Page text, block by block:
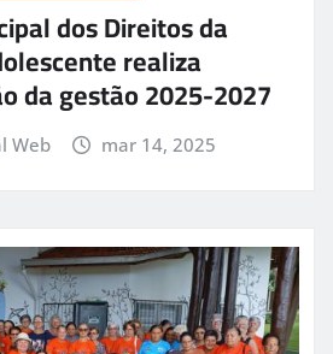
dos Direitos da
realiza
da gestão 2025-2027
Web mar 14, 2025